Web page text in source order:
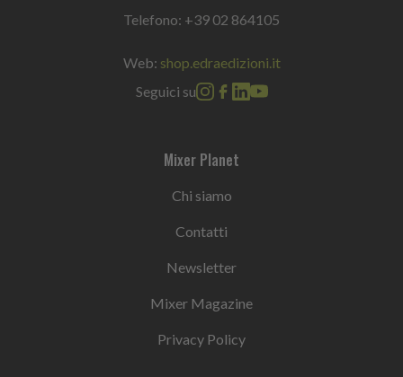
Telefono: +39 02 864105
Web: shop.edraedizioni.it
Seguici su
Mixer Planet
Chi siamo
Contatti
Newsletter
Mixer Magazine
Privacy Policy